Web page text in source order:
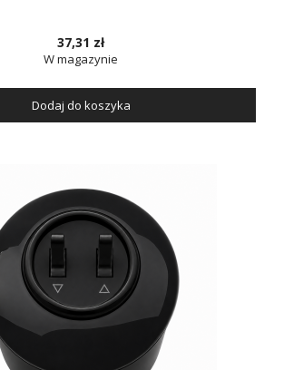
37,31 zł
W magazynie
Dodaj do koszyka